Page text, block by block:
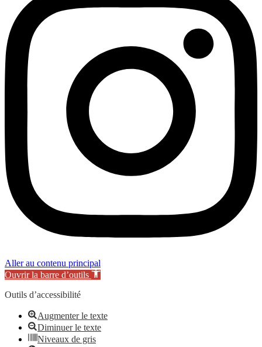
Aller au contenu principal
Ouvrir la barre d’outils
Outils d’accessibilité
Augmenter le texte
Diminuer le texte
Niveaux de gris